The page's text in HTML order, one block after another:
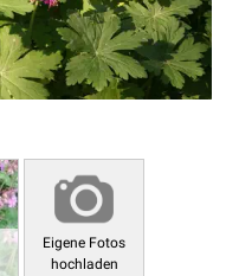
Eigene Fotos
hochladen